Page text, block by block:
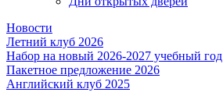
Новости
Летний клуб 2026
Набор на новый 2026-2027 учебный год
Пакетное предложение 2026
Английский клуб 2025